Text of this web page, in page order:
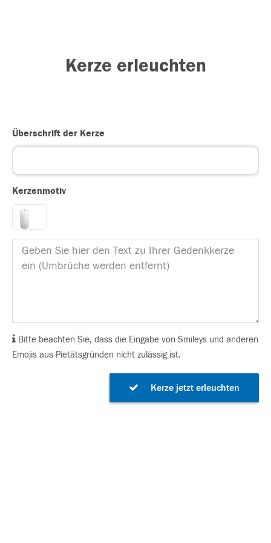
Kerze erleuchten
Überschrift der Kerze
Kerzenmotiv
Bitte beachten Sie, dass die Eingabe von Smileys und anderen
Emojis aus Pietätsgründen nicht zulässig ist.
Kerze jetzt erleuchten